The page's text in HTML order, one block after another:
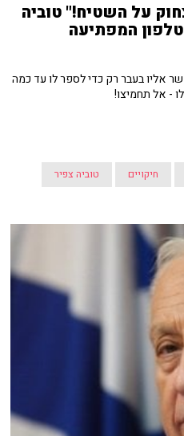
על השטיח!" טוביה
המפתיעה
אליו בעבר רק כדי לספר לו עד כמה
- אל תחמיצו!
חיקויים טוביה צפיר